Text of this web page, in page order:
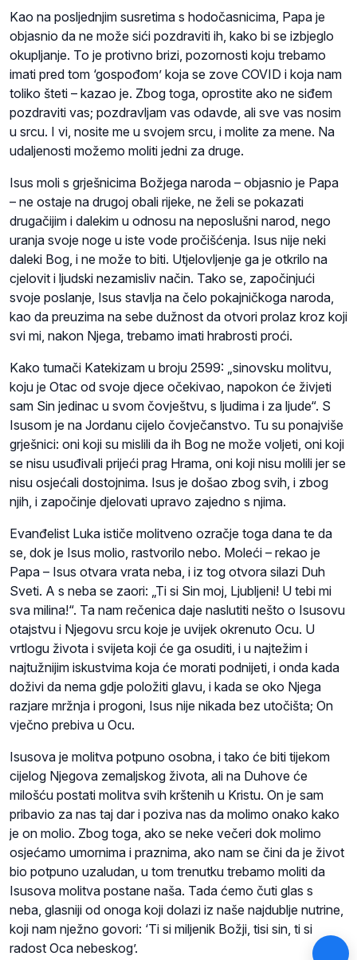
Kao na posljednjim susretima s hodočasnicima, Papa je
objasnio da ne može sići pozdraviti ih, kako bi se izbjeglo
okupljanje. To je protivno brizi, pozornosti koju trebamo
imati pred tom ‘gospođom’ koja se zove COVID i koja nam
toliko šteti – kazao je. Zbog toga, oprostite ako ne siđem
pozdraviti vas; pozdravljam vas odavde, ali sve vas nosim
u srcu. I vi, nosite me u svojem srcu, i molite za mene. Na
udaljenosti možemo moliti jedni za druge.
Isus moli s grješnicima Božjega naroda – objasnio je Papa
– ne ostaje na drugoj obali rijeke, ne želi se pokazati
drugačijim i dalekim u odnosu na neposlušni narod, nego
uranja svoje noge u iste vode pročišćenja. Isus nije neki
daleki Bog, i ne može to biti. Utjelovljenje ga je otkrilo na
cjelovit i ljudski nezamisliv način. Tako se, započinjući
svoje poslanje, Isus stavlja na čelo pokajničkoga naroda,
kao da preuzima na sebe dužnost da otvori prolaz kroz koji
svi mi, nakon Njega, trebamo imati hrabrosti proći.
Kako tumači Katekizam u broju 2599: „sinovsku molitvu,
koju je Otac od svoje djece očekivao, napokon će živjeti
sam Sin jedinac u svom čovještvu, s ljudima i za ljude“. S
Isusom je na Jordanu cijelo čovječanstvo. Tu su ponajviše
grješnici: oni koji su mislili da ih Bog ne može voljeti, oni koji
se nisu usuđivali prijeći prag Hrama, oni koji nisu molili jer se
nisu osjećali dostojnima. Isus je došao zbog svih, i zbog
njih, i započinje djelovati upravo zajedno s njima.
Evanđelist Luka ističe molitveno ozračje toga dana te da
se, dok je Isus molio, rastvorilo nebo. Moleći – rekao je
Papa – Isus otvara vrata neba, i iz tog otvora silazi Duh
Sveti. A s neba se zaori: „Ti si Sin moj, Ljubljeni! U tebi mi
sva milina!“. Ta nam rečenica daje naslutiti nešto o Isusovu
otajstvu i Njegovu srcu koje je uvijek okrenuto Ocu. U
vrtlogu života i svijeta koji će ga osuditi, i u najtežim i
najtužnijim iskustvima koja će morati podnijeti, i onda kada
doživi da nema gdje položiti glavu, i kada se oko Njega
razjare mržnja i progoni, Isus nije nikada bez utočišta; On
vječno prebiva u Ocu.
Isusova je molitva potpuno osobna, i tako će biti tijekom
cijelog Njegova zemaljskog života, ali na Duhove će
milošću postati molitva svih krštenih u Kristu. On je sam
pribavio za nas taj dar i poziva nas da molimo onako kako
je on molio. Zbog toga, ako se neke večeri dok molimo
osjećamo umornima i praznima, ako nam se čini da je život
bio potpuno uzaludan, u tom trenutku trebamo moliti da
Isusova molitva postane naša. Tada ćemo čuti glas s
neba, glasniji od onoga koji dolazi iz naše najdublje nutrine,
koji nam nježno govori: ‘Ti si miljenik Božji, tisi sin, ti si
radost Oca nebeskog’.